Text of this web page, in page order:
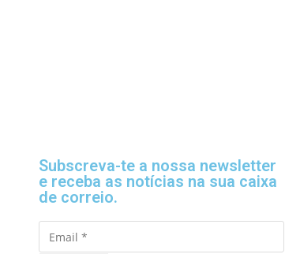
Subscreva-te a nossa newsletter
e receba as notícias na sua caixa
de correio.